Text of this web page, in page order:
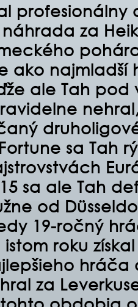
profesionálny
za
ako najmladší
ale Tah pod
sa Tah
sa ale Tah
od
19-ročný
roku
hráča
za